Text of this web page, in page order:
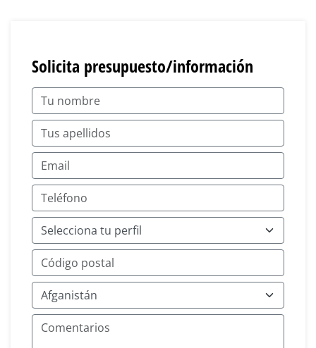
Solicita presupuesto/información